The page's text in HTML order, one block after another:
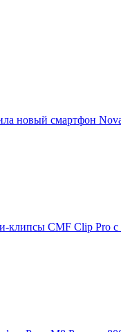
новый смартфон
клипсы CMF Clip Pro с